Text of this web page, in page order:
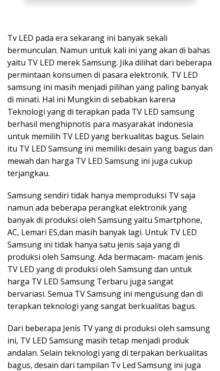
Tv LED pada era sekarang ini banyak sekali
bermunculan. Namun untuk kali ini yang akan di bahas
yaitu TV LED merek Samsung. Jika dilihat dari beberapa
permintaan konsumen di pasara elektronik. TV LED
samsung ini masih menjadi pilihan yang paling banyak
di minati. Hal ini Mungkin di sebabkan karena
Teknologi yang di terapkan pada TV LED samsung
berhasil menghipnotis para masyarakat indonesia
untuk memilih TV LED yang berkualitas bagus. Selain
itu TV LED Samsung ini memiliki desain yang bagus dan
mewah dan harga TV LED Samsung ini juga cukup
terjangkau.
Samsung sendiri tidak hanya memproduksi TV saja
namun ada beberapa perangkat elektronik yang
banyak di produksi oleh Samsung yaitu Smartphone,
AC, Lemari ES,dan masih banyak lagi. Untuk TV LED
Samsung ini tidak hanya satu jenis saja yang di
produksi oleh Samsung. Ada bermacam- macam jenis
TV LED yang di produksi oleh Samsung dan untuk
harga TV LED Samsung Terbaru juga sangat
bervariasi. Semua TV Samsung ini mengusung dan di
terapkan teknologi yang sangat berkualitas bagus.
Dari beberapa Jenis TV yang di produksi oleh samsung
ini, TV LED Samsung masih tetap menjadi produk
andalan. Selain teknologi yang di terpakan berkualitas
bagus, desain dari tampilan Tv Led Samsung ini juga